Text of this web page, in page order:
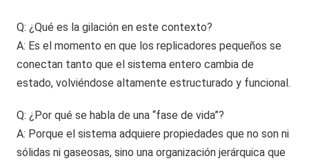
Q: ¿Qué es la gilación en este contexto?
A: Es el momento en que los replicadores pequeños se
conectan tanto que el sistema entero cambia de
estado, volviéndose altamente estructurado y funcional.
Q: ¿Por qué se habla de una “fase de vida”?
A: Porque el sistema adquiere propiedades que no son ni
sólidas ni gaseosas, sino una organización jerárquica que